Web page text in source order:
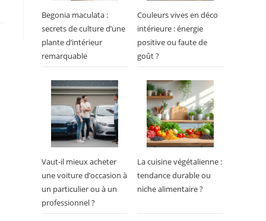
Begonia maculata :
secrets de culture d’une
plante d’intérieur
remarquable
Couleurs vives en déco
intérieure : énergie
positive ou faute de
goût ?
Vaut-il mieux acheter
une voiture d’occasion à
un particulier ou à un
professionnel ?
La cuisine végétalienne :
tendance durable ou
niche alimentaire ?